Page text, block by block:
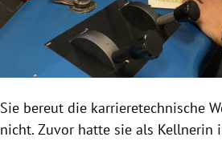
Sie bereut die karrieretechnische
nicht. Zuvor hatte sie als Kellnerin